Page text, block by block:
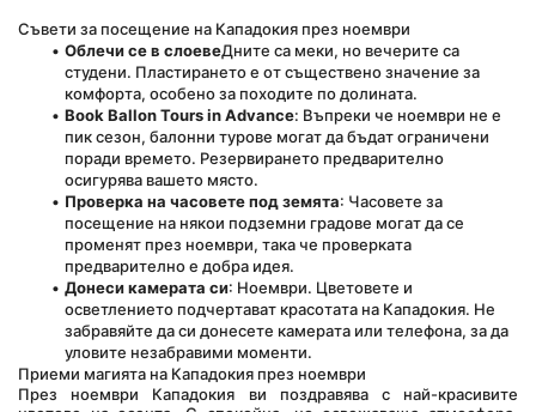
Съвети за посещение на Кападокия през ноември
Облечи се в слоевеДните са меки, но вечерите са
студени. Пластирането е от съществено значение за
комфорта, особено за походите по долината.
Book Ballon Tours in Advance: Въпреки че ноември не е
пик сезон, балонни турове могат да бъдат ограничени
поради времето. Резервирането предварително
осигурява вашето място.
Проверка на часовете под земята: Часовете за
посещение на някои подземни градове могат да се
променят през ноември, така че проверката
предварително е добра идея.
Донеси камерата си: Ноември. Цветовете и
осветлението подчертават красотата на Кападокия. Не
забравяйте да си донесете камерата или телефона, за да
уловите незабравими моменти.
Приеми магията на Кападокия през ноември
През ноември Кападокия ви поздравява с най-красивите